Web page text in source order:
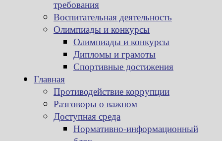
требования
Воспитательная деятельность
Олимпиады и конкурсы
Олимпиады и конкурсы
Дипломы и грамоты
Спортивные достижения
Главная
Противодействие коррупции
Разговоры о важном
Доступная среда
Нормативно-информационный